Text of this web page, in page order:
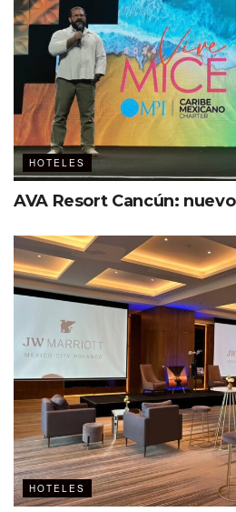
HOTELES
AVA Resort Cancún:
HOTELES